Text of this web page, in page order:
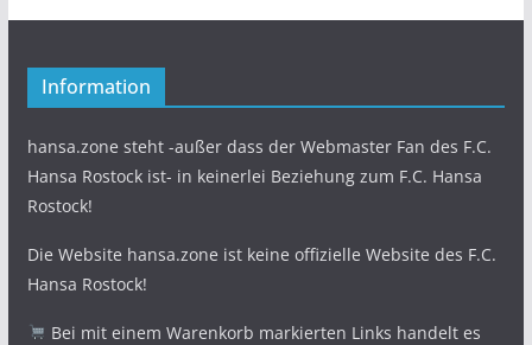
Information
hansa.zone steht -außer dass der Webmaster Fan des F.C.
Hansa Rostock ist- in keinerlei Beziehung zum F.C. Hansa
Rostock!
Die Website hansa.zone ist keine offizielle Website des F.C.
Hansa Rostock!
Bei mit einem Warenkorb markierten Links handelt es